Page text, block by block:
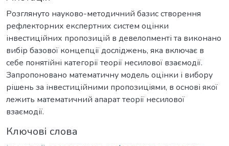
Розглянуто науково-методичний базис створення
рефлекторних експертних систем оцінки
інвестиційних пропозицій в девелопменті та виконано
вибір базової концепції досліджень, яка включає в
себе понятійні категорії теорії несилової взаємодії.
Запропоновано математичну модель оцінки і вибору
рішень за інвестиційними пропозиціями, в основі якої
лежить математичний апарат теорії несилової
взаємодії.
Ключові слова